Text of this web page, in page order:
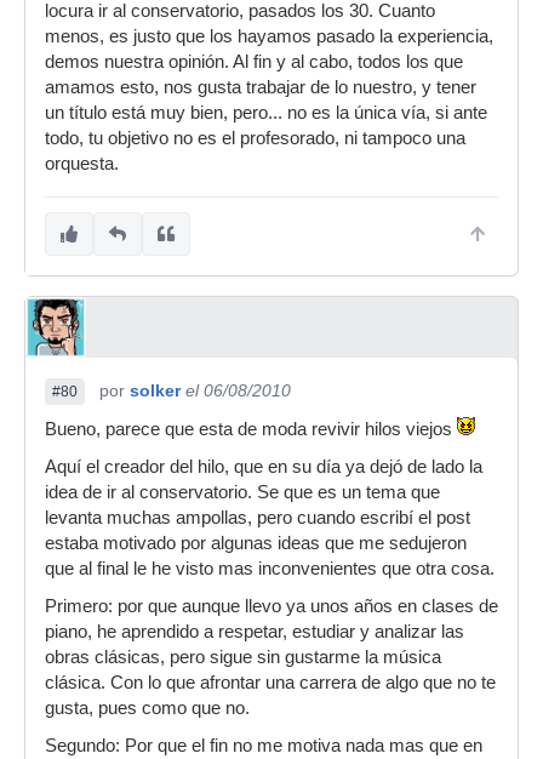
locura ir al conservatorio, pasados los 30. Cuanto
menos, es justo que los hayamos pasado la experiencia,
demos nuestra opinión. Al fin y al cabo, todos los que
amamos esto, nos gusta trabajar de lo nuestro, y tener
un título está muy bien, pero... no es la única vía, si ante
todo, tu objetivo no es el profesorado, ni tampoco una
orquesta.
#80 por solker el 06/08/2010
Bueno, parece que esta de moda revivir hilos viejos
Aquí el creador del hilo, que en su día ya dejó de lado la
idea de ir al conservatorio. Se que es un tema que
levanta muchas ampollas, pero cuando escribí el post
estaba motivado por algunas ideas que me sedujeron
que al final le he visto mas inconvenientes que otra cosa.
Primero: por que aunque llevo ya unos años en clases de
piano, he aprendido a respetar, estudiar y analizar las
obras clásicas, pero sigue sin gustarme la música
clásica. Con lo que afrontar una carrera de algo que no te
gusta, pues como que no.
Segundo: Por que el fin no me motiva nada mas que en